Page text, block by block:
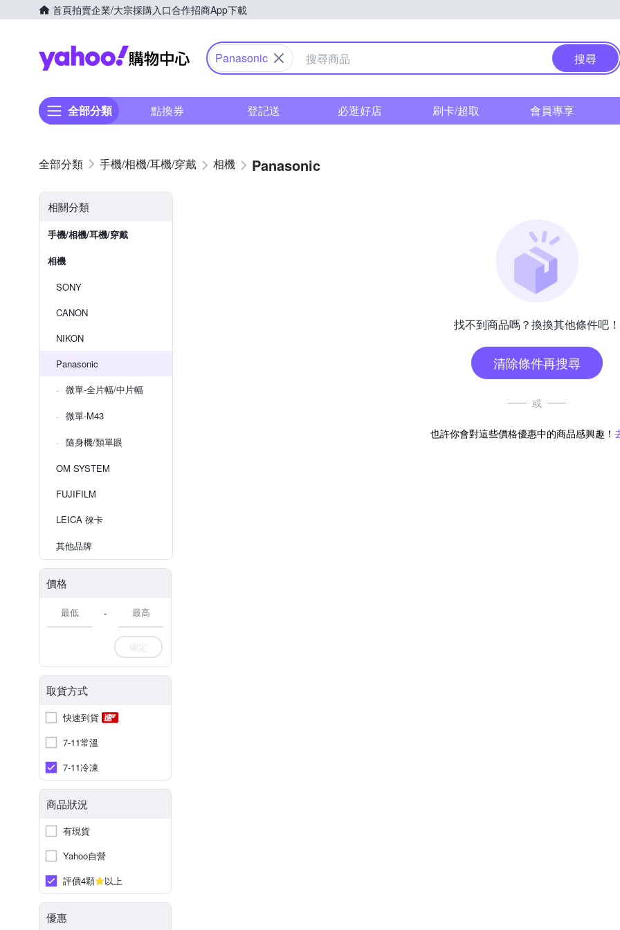
首頁拍賣企業/大宗採購入口合作招商App下載
Yahoo購物中心
Panasonic 搜尋
全部分類 點換券 登記送 必逛好店 刷卡/超取 會員專享
手機/相機/耳機/穿戴 相機 Panasonic
相關分類
手機/相機/耳機/穿戴
相機
SONY
CANON
NIKON
Panasonic
微單-全片幅/中片幅
微單-M43
隨身機/類單眼
OM SYSTEM
FUJIFILM
LEICA 徠卡
其他品牌
價格
-
確定
取貨方式
快速到貨
7-11常溫
7-11冷凍
商品狀況
有現貨
Yahoo自營
評價4顆
以上
優惠
找不到商品嗎？換換其他條件吧！
清除條件再搜尋
或
也許你會對這些價格優惠中的商品感興趣！